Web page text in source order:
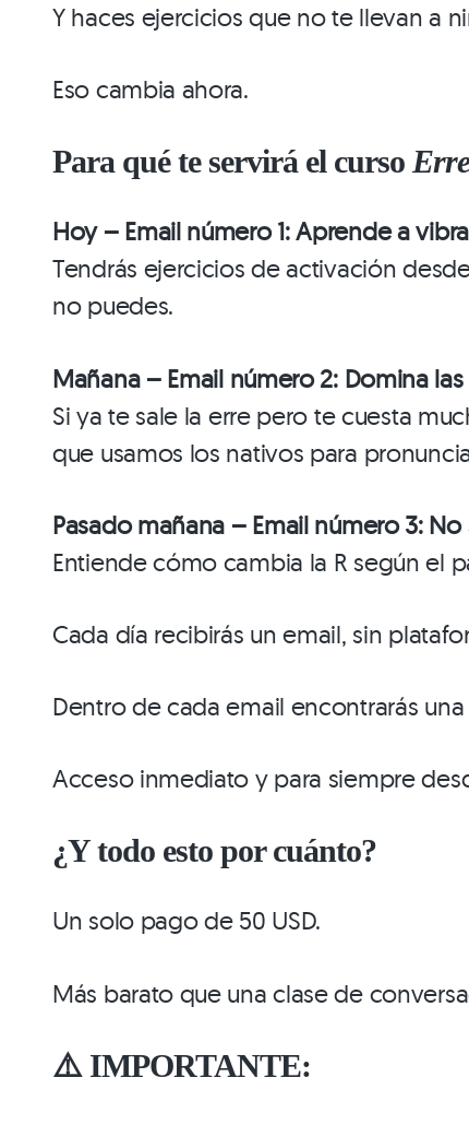
Y haces ejercicios que no te llevan a
Eso cambia ahora.
Para qué te servirá el curso
Hoy – Email número 1: Aprende a
Tendrás ejercicios de activación
no puedes.
Mañana – Email número2: Domina
Si ya te sale la erre pero te cuesta
que usamos los nativos para
Pasado mañana – Email número 3:No
Entiende cómo cambia la R según el
Cada día recibirás un email, sin
Dentro de cada email encontrarás
Acceso inmediato y para siempre
¿Y todo esto por cuánto?
Un solo pago de 50 USD.
Más barato que una clase de
⚠️ IMPORTANTE: